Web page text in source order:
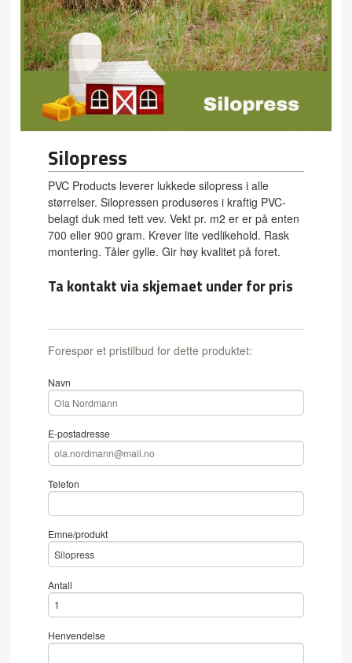
Silopress
PVC Products leverer lukkede silopress i alle
størrelser. Silopressen produseres i kraftig PVC-
belagt duk med tett vev. Vekt pr. m2 er er på enten
700 eller 900 gram. Krever lite vedlikehold. Rask
montering. Tåler gylle. Gir høy kvalitet på foret.
Ta kontakt via skjemaet under for pris
Forespør et pristilbud for dette produktet:
Navn
E-postadresse
Telefon
Emne/produkt
Antall
Henvendelse